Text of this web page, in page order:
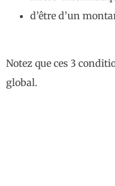
d’être d’un
Notez que ces 3
global.